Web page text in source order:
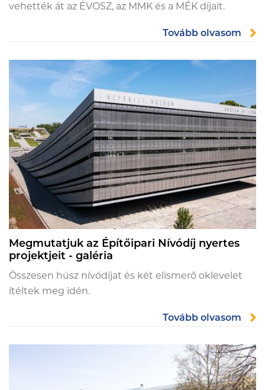
vehették át az ÉVOSZ, az MMK és a MÉK díjait.
Tovább olvasom
Megmutatjuk az Építőipari Nívódíj nyertes
projektjeit - galéria
Összesen húsz nívódíjat és két elismerő oklevelet
ítéltek meg idén.
Tovább olvasom